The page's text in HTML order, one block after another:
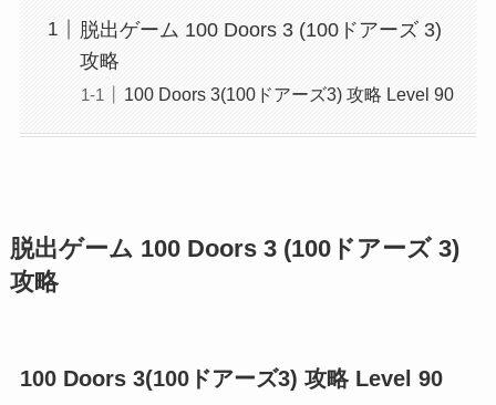
脱出ゲーム 100 Doors 3 (100ドアーズ 3)
攻略
100 Doors 3(100ドアーズ3) 攻略 Level 90
脱出ゲーム 100 Doors 3 (100ドアーズ 3)
攻略
100 Doors 3(100ドアーズ3) 攻略 Level 90